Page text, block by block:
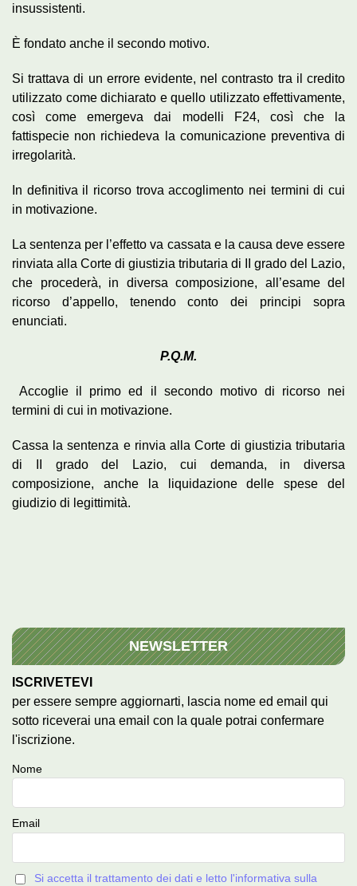
insussistenti.
È fondato anche il secondo motivo.
Si trattava di un errore evidente, nel contrasto tra il credito
utilizzato come dichiarato e quello utilizzato effettivamente,
così come emergeva dai modelli F24, così che la
fattispecie non richiedeva la comunicazione preventiva di
irregolarità.
In definitiva il ricorso trova accoglimento nei termini di cui
in motivazione.
La sentenza per l’effetto va cassata e la causa deve essere
rinviata alla Corte di giustizia tributaria di II grado del Lazio,
che procederà, in diversa composizione, all’esame del
ricorso d’appello, tenendo conto dei principi sopra
enunciati.
P.Q.M.
Accoglie il primo ed il secondo motivo di ricorso nei
termini di cui in motivazione.
Cassa la sentenza e rinvia alla Corte di giustizia tributaria
di II grado del Lazio, cui demanda, in diversa
composizione, anche la liquidazione delle spese del
giudizio di legittimità.
NEWSLETTER
ISCRIVETEVI
per essere sempre aggiornarti, lascia nome ed email qui
sotto riceverai una email con la quale potrai confermare
l'iscrizione.
Nome
Email
Si accetta il trattamento dei dati e letto l'informativa sulla